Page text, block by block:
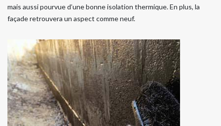
mais aussi pourvue d’une bonne isolation thermique. En plus, la
façade retrouvera un aspect comme neuf.